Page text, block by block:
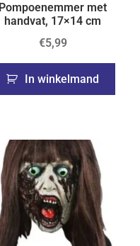
Pompoenemmer met
handvat, 17×14 cm
€5,99
In winkelmand